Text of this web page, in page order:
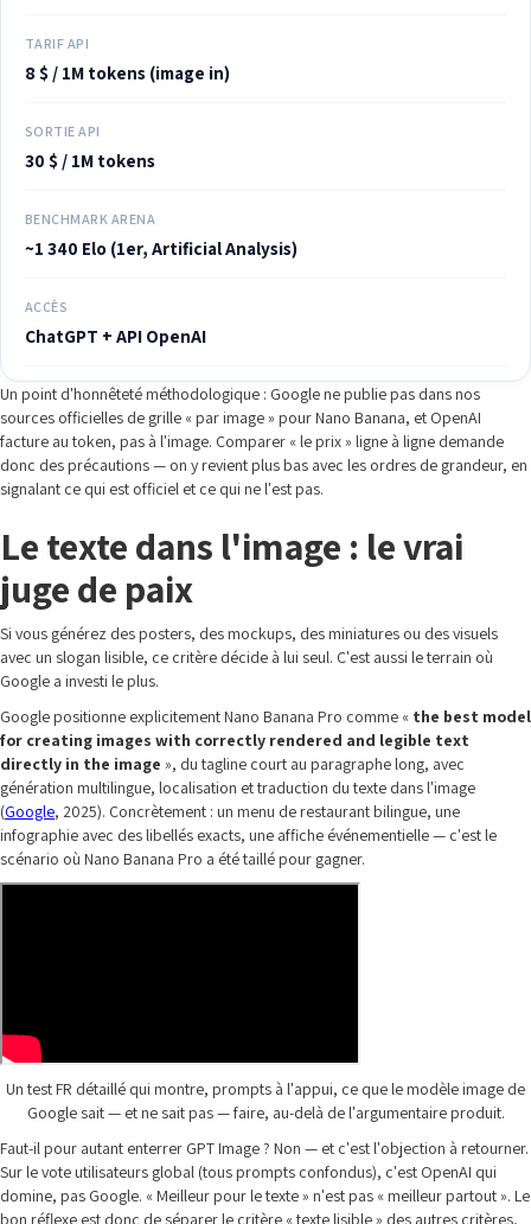
TARIF API
8 $ / 1M tokens (image in)
SORTIE API
30 $ / 1M tokens
BENCHMARK ARENA
~1 340 Elo (1er, Artificial Analysis)
ACCÈS
ChatGPT + API OpenAI
Un point d'honnêteté méthodologique : Google ne publie pas dans nos
sources officielles de grille « par image » pour Nano Banana, et OpenAI
facture au token, pas à l'image. Comparer « le prix » ligne à ligne demande
donc des précautions — on y revient plus bas avec les ordres de grandeur, en
signalant ce qui est officiel et ce qui ne l'est pas.
Le texte dans l'image : le vrai
juge de paix
Si vous générez des posters, des mockups, des miniatures ou des visuels
avec un slogan lisible, ce critère décide à lui seul. C'est aussi le terrain où
Google a investi le plus.
Google positionne explicitement Nano Banana Pro comme « the best model
for creating images with correctly rendered and legible text
directly in the image », du tagline court au paragraphe long, avec
génération multilingue, localisation et traduction du texte dans l'image
(Google, 2025). Concrètement : un menu de restaurant bilingue, une
infographie avec des libellés exacts, une affiche événementielle — c'est le
scénario où Nano Banana Pro a été taillé pour gagner.
Un test FR détaillé qui montre, prompts à l'appui, ce que le modèle image de
Google sait — et ne sait pas — faire, au-delà de l'argumentaire produit.
Faut-il pour autant enterrer GPT Image ? Non — et c'est l'objection à retourner.
Sur le vote utilisateurs global (tous prompts confondus), c'est OpenAI qui
domine, pas Google. « Meilleur pour le texte » n'est pas « meilleur partout ». Le
bon réflexe est donc de séparer le critère « texte lisible » des autres critères,